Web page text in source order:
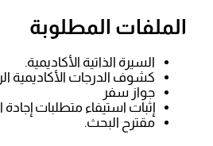
الملفات المطلوبة
السيرة الذاتية الأكاديمية.
كشوف الدرجات الأكاديمية
جواز سفر
إثبات استيفاء متطلبات إجادة
مقترح البحث.